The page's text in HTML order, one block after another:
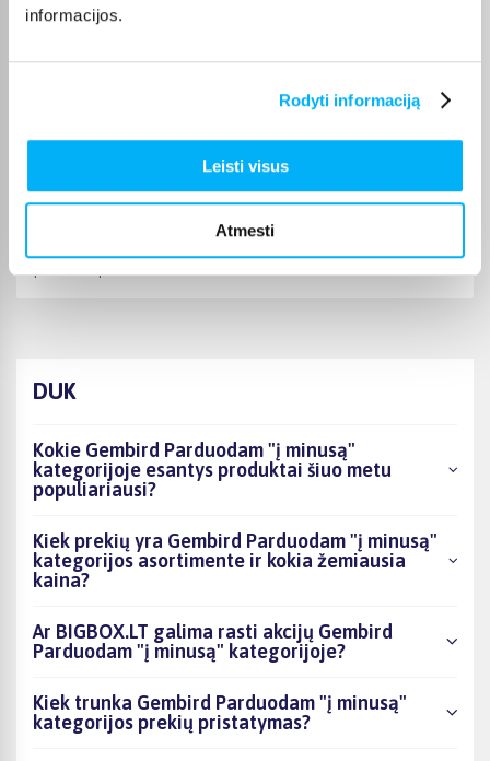
informacijos.
Rodyti informaciją
Leisti visus
Atmesti
Pigus pasiūlymas
Žydrūnas K.
prekės. Bet pri ...
DUK
Kokie Gembird Parduodam "į minusą"
kategorijoje esantys produktai šiuo metu
populiariausi?
Kiek prekių yra Gembird Parduodam "į minusą"
kategorijos asortimente ir kokia žemiausia
kaina?
Ar BIGBOX.LT galima rasti akcijų Gembird
Parduodam "į minusą" kategorijoje?
Kiek trunka Gembird Parduodam "į minusą"
kategorijos prekių pristatymas?